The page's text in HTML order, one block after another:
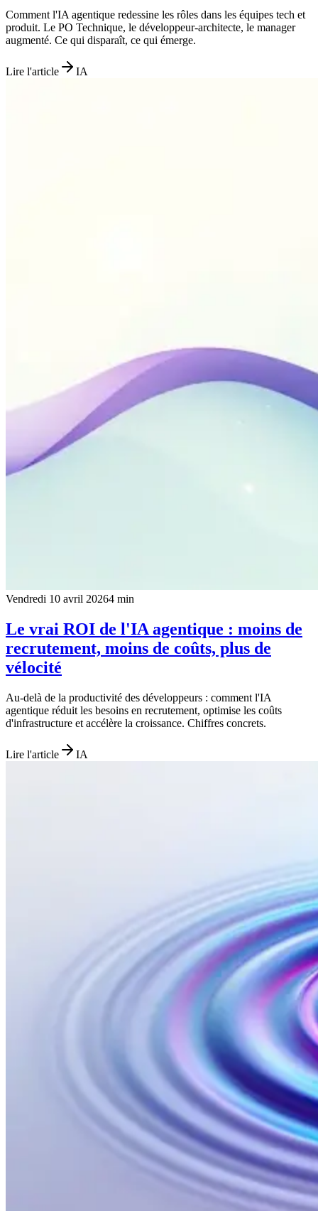
Comment l'IA agentique redessine les rôles dans les équipes tech et
produit. Le PO Technique, le développeur-architecte, le manager
augmenté. Ce qui disparaît, ce qui émerge.
Lire l'article IA
Vendredi 10 avril 20264 min
Le vrai ROI de l'IA agentique : moins de
recrutement, moins de coûts, plus de
vélocité
Au-delà de la productivité des développeurs : comment l'IA
agentique réduit les besoins en recrutement, optimise les coûts
d'infrastructure et accélère la croissance. Chiffres concrets.
Lire l'article IA